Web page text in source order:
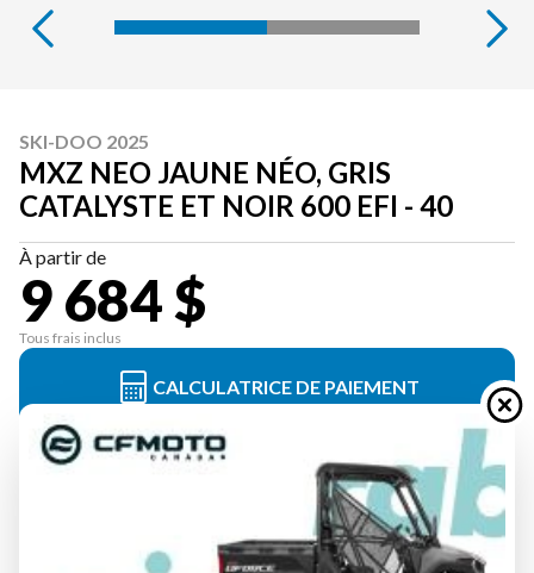
SKI-DOO 2025
MXZ NEO JAUNE NÉO, GRIS
CATALYSTE ET NOIR 600 EFI - 40
À partir de
9 684 $
Tous frais inclus
CALCULATRICE DE PAIEMENT